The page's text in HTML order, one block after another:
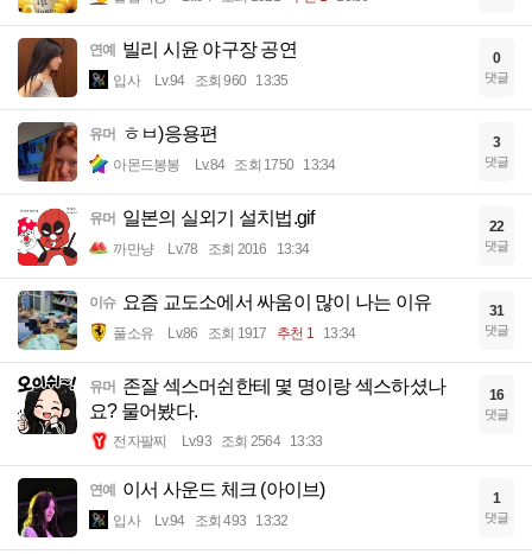
연예 빌리 시윤 야구장 공연
입사 Lv.94 조회 960 13:35
0
댓글
유머 ㅎㅂ)응용편
아몬드봉봉 Lv.84 조회 1750 13:34
3
댓글
유머 일본의 실외기 설치법.gif
까만냥 Lv.78 조회 2016 13:34
22
댓글
이슈 요즘 교도소에서 싸움이 많이 나는 이유
풀소유 Lv.86 조회 1917 추천 1 13:34
31
댓글
유머 존잘 섹스머쉰한테 몇 명이랑 섹스하셨나
요? 물어봤다.
전자팔찌 Lv.93 조회 2564 13:33
16
댓글
연예 이서 사운드 체크 (아이브)
입사 Lv.94 조회 493 13:32
1
댓글